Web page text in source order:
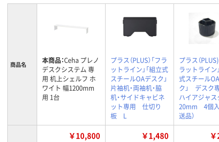
商品名 本商品：Ceha プレノ
デスクシステム 専
用 机上シェルフ ホ
ワイト 幅1200mm
用 1台
プラス（PLUS）「フラ
ットライン」「組立式
スチールOAデスク」
片袖机・両袖机・脇
机・サイドキャビネ
ット専用 仕切り
板 L
プラス（
ラットライン
式スチール
ク」 デス
ハイアジャス
20mm 4個入
送品）
￥10,800 ￥1,480